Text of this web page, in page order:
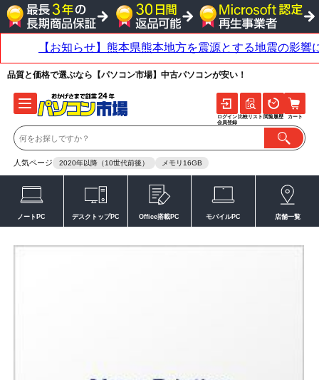
品質と価格で選ぶなら【パソコン市場】中古パソコンが安い！
人気ページ 2020年以降（10世代前後） メモリ16GB
ログイン
会員登録
比較リスト 閲覧履歴 カート
ノートPC デスクトップPC Office搭載PC モバイルPC 店舗一覧